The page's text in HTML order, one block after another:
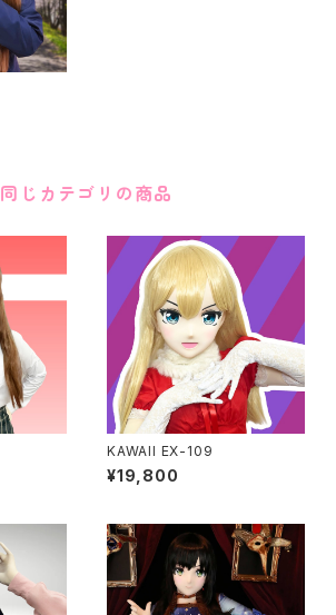
同じカテゴリの商品
KAWAII EX-109
¥19,800